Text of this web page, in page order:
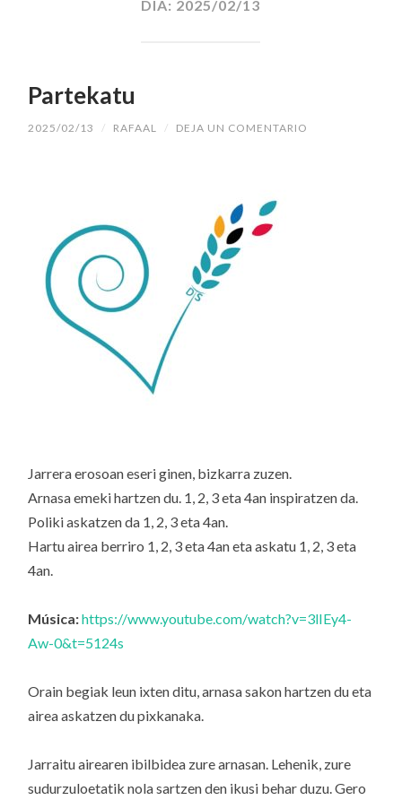
DÍA: 2025/02/13
Partekatu
2025/02/13 / RAFAAL / DEJA UN COMENTARIO
Jarrera erosoan eseri ginen, bizkarra zuzen.
Arnasa emeki hartzen du. 1, 2, 3 eta 4an inspiratzen da.
Poliki askatzen da 1, 2, 3 eta 4an.
Hartu airea berriro 1, 2, 3 eta 4an eta askatu 1, 2, 3 eta
4an.
Música:https://www.youtube.com/watch?v=3lIEy4-
Aw-0&t=5124s
Orain begiak leun ixten ditu, arnasa sakon hartzen du eta
airea askatzen du pixkanaka.
Jarraitu airearen ibilbidea zure arnasan. Lehenik, zure
sudurzuloetatik nola sartzen den ikusi behar duzu. Gero